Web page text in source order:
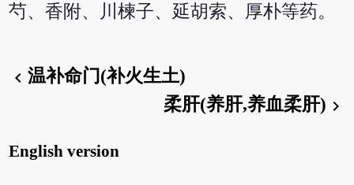
芍、香附、川楝子、延胡索、厚朴等药。
chevron_left温补命门(补火生土)
柔肝(养肝,养血柔肝) chevron_right
English version